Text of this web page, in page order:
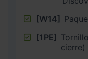
[W14]
[1PE]
cierre)